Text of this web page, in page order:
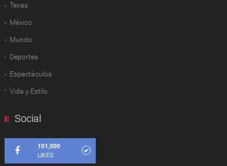
Texas
México
Mundo
Deportes
Espectàculos
Vida y Estilo
Social
101,000
LIKES